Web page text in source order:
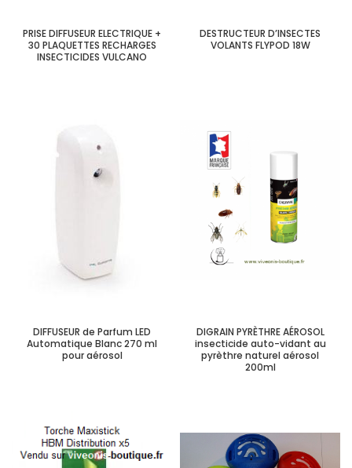
PRISE DIFFUSEUR ELECTRIQUE +
30 PLAQUETTES RECHARGES
INSECTICIDES VULCANO
DESTRUCTEUR D’INSECTES
VOLANTS FLYPOD 18W
DIFFUSEUR de Parfum LED
Automatique Blanc 270 ml
pour aérosol
DIGRAIN PYRÈTHRE AÉROSOL
insecticide auto-vidant au
pyrèthre naturel aérosol
200ml